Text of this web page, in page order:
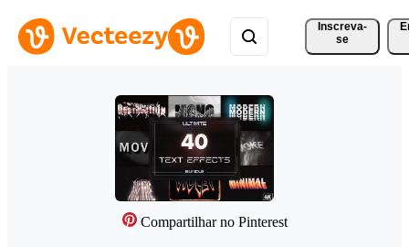
Inscreva-
se
Compartilhar no Pinterest